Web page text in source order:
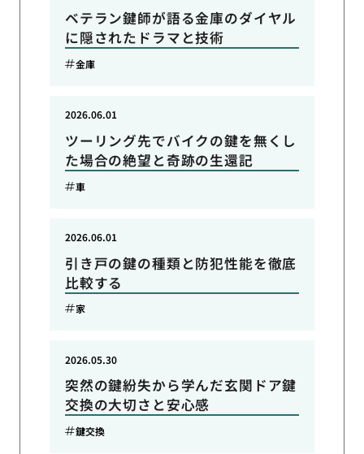
ベテラン鍵師が語る金庫のダイヤル
に隠されたドラマと技術
金庫
ツーリング先でバイクの鍵を無くし
た場合の絶望と奇跡の生還記
2026.06.01
車
引き戸の鍵の種類と防犯性能を徹底
比較する
2026.06.01
家
突然の鍵紛失から学んだ玄関ドア鍵
交換の大切さと安心感
2026.05.30
鍵交換